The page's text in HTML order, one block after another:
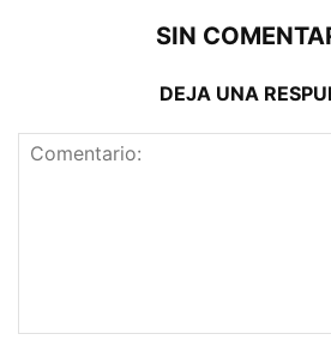
SIN
DEJA UNA